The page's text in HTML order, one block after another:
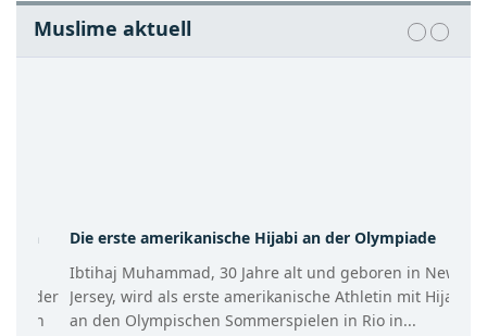
Muslime aktuell
Die erste amerikanische Hijabi an der Olympiade
Ibtihaj Muhammad, 30 Jahre alt und geboren in New
Jersey, wird als erste amerikanische Athletin mit Hijab
an den Olympischen Sommerspielen in Rio in...